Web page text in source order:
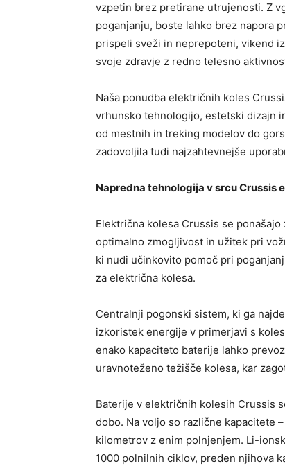
vzpetin brez pretirane utrujenosti. Z
poganjanju, boste lahko brez napora
prispeli sveži in neprepoteni, vikend
svoje zdravje z redno telesno
Naša ponudba električnih koles
vrhunsko tehnologijo, estetski dizajn
od mestnih in treking modelov do
zadovoljila tudi najzahtevnejše
Napredna tehnologija v srcu Crussis
Električna kolesa Crussis se
optimalno zmogljivost in užitek pri
ki nudi učinkovito pomoč pri
za električna kolesa.
Centralnji pogonski sistem, ki ga
izkoristek energije v primerjavi s
enako kapaciteto baterije lahko
uravnoteženo težišče kolesa, kar
Baterije v električnih kolesih Crussis
dobo. Na voljo so različne kapacitete
kilometrov z enim polnjenjem. Li-
1000 polnilnih ciklov, preden njihova